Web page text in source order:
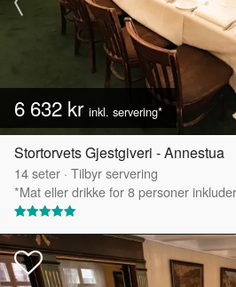
6 632 kr inkl. servering*
Stortorvets Gjestgiveri - Annestua
14seter · Tilbyr servering
*Mat eller drikke for 8 personer